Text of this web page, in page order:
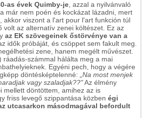
as évek Quimby-je , azzal a nyilvánvaló
már nem poén és kockázat lázadni, mert
akkor viszont a l'art pour l'art funkción túl
volt az alternatív zenei költészet. Ez az
az EK szövegeinek őstörvénye van a
idők próbáját, és csöppet sem fakult meg.
zene, hanem megélt művészet.
ráadás-számmal hálálta meg a mai
Egyéni pech, hogy a végére
döntésképtelenné:
„Na most menjek
vagy szaladjak??"Az élmény
mellett döntöttem, amihez az is
friss levegő szippantása közben égi
utcasarkon másodmagával befordult